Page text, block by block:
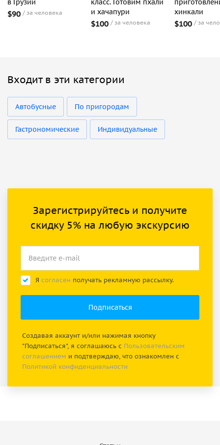
в Грузии
$90 за человека
класс. Готовим пхали
и хачапури
$100 за человека
хинкали
$100 за
Входит в эти категории
Автобусные По пригородам
Гастрономические Индивидуальные
Зарегистрируйтесь и получите
скидку 5% на любую экскурсию
Я согласен получать рекламную рассылку.
Создавая аккаунт и/или нажимая кнопку
"Подписаться", я соглашаюсь с Пользовательским
соглашением и подтверждаю, что ознакомлен с
Политикой конфиденциальности